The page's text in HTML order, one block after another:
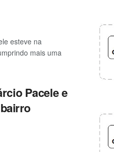
esteve na
mais uma
Pacele e